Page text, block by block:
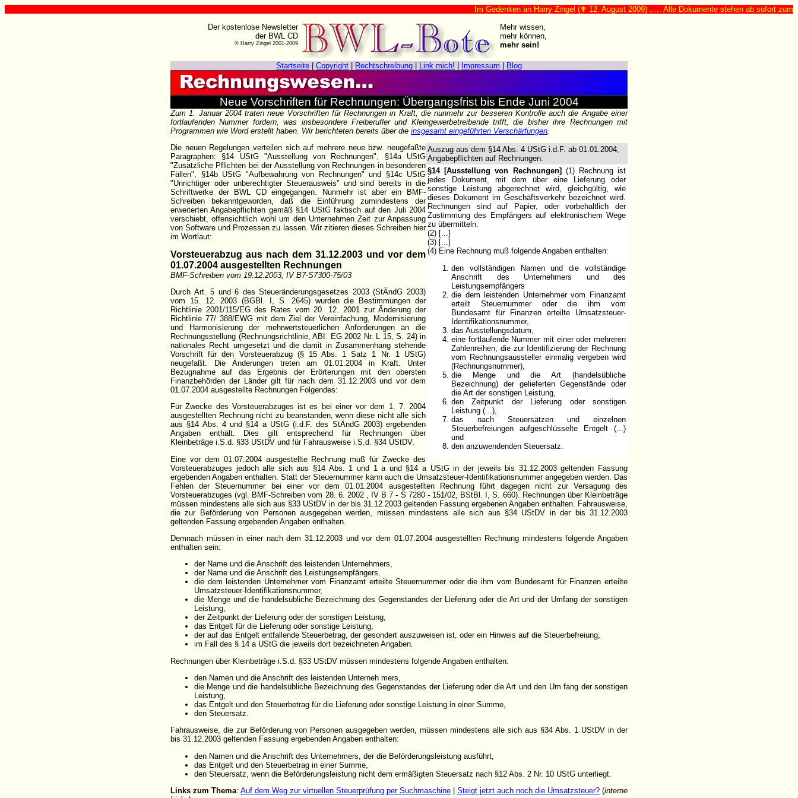
Im Gedenken an Harry Zingel (✟ 12. August 2009) ..... Alle Dokumente stehen ab sofort zum
Der kostenlose Newsletter
der BWL CD
© Harry Zingel 2001-2009
Mehr wissen,
mehr können,
mehr sein!
Startseite Copyright Rechtschreibung Link mich! Impressum Blog
Neue Vorschriften für Rechnungen: Übergangsfrist bis Ende Juni 2004
Zum 1. Januar 2004 traten neue Vorschriften für Rechnungen in Kraft, die nunmehr zur besseren Kontrolle auch die Angabe einer
fortlaufenden Nummer fordern, was insbesondere Freiberufler und Kleingewerbetreibende trifft, die bisher ihre Rechnungen mit
Programmen wie Word erstellt haben. Wir berichteten bereits über die insgesamt eingeführten Verschärfungen.
Auszug aus dem §14 Abs. 4 UStG i.d.F. ab 01.01.2004,
Angabepflichten auf Rechnungen:
§14 [Ausstellung von Rechnungen] (1) Rechnung ist
jedes Dokument, mit dem über eine Lieferung oder
sonstige Leistung abgerechnet wird, gleichgültig, wie
dieses Dokument im Geschäftsverkehr bezeichnet wird.
Rechnungen sind auf Papier, oder vorbehaltlich der
Zustimmung des Empfängers auf elektronischem Wege
zu übermitteln.
(2) [...]
(3) [...]
(4) Eine Rechnung muß folgende Angaben enthalten:
den vollständigen Namen und die vollständige
Anschrift des Unternehmers und des
Leistungsempfängers
die dem leistenden Unternehmer vom Finanzamt
erteilt Steuernummer oder die ihm vom
Bundesamt für Finanzen erteilte Umsatzsteuer-
Identifikationsnummer,
das Ausstellungsdatum,
eine fortlaufende Nummer mit einer oder mehreren
Zahlenreihen, die zur Identifizierung der Rechnung
vom Rechnungsaussteller einmalig vergeben wird
(Rechnungsnummer),
die Menge und die Art (handelsübliche
Bezeichnung) der gelieferten Gegenstände oder
die Art der sonstigen Leistung,
den Zeitpunkt der Lieferung oder sonstigen
Leistung (...),
das nach Steuersätzen und einzelnen
Steuerbefreiungen aufgeschlüsselte Entgelt (...)
und
den anzuwendenden Steuersatz.
Die neuen Regelungen verteilen sich auf mehrere neue bzw. neugefaßte
Paragraphen: §14 UStG "Ausstellung von Rechnungen", §14a UStG
"Zusätzliche Pflichten bei der Ausstellung von Rechnungen in besonderen
Fällen", §14b UStG "Aufbewahrung von Rechnungen" und §14c UStG
"Unrichtiger oder unberechtigter Steuerausweis" und sind bereits in die
Schriftwerke der BWL CD eingegangen. Nunmehr ist aber ein BMF-
Schreiben bekanntgeworden, daß die Einführung zumindestens der
erweiterten Angabepflichten gemäß §14 UStG faktisch auf den Juli 2004
verschiebt, offensichtlich wohl um den Unternehmen Zeit zur Anpassung
von Software und Prozessen zu lassen. Wir zitieren dieses Schreiben hier
im Wortlaut:
Vorsteuerabzug aus nach dem 31.12.2003 und vor dem
01.07.2004 ausgestellten Rechnungen
BMF-Schreiben vom 19.12.2003, IV B7-S7300-75/03
Durch Art. 5 und 6 des Steueränderungsgesetzes 2003 (StÄndG 2003)
vom 15. 12. 2003 (BGBl. I, S. 2645) wurden die Bestimmungen der
Richtlinie 2001/115/EG des Rates vom 20. 12. 2001 zur Änderung der
Richtlinie 77/ 388/EWG mit dem Ziel der Vereinfachung, Modernisierung
und Harmonisierung der mehrwertsteuerlichen Anforderungen an die
Rechnungsstellung (Rechnungsrichtlinie, ABI. EG 2002 Nr. L 15, S. 24) in
nationales Recht umgesetzt und die damit in Zusammenhang stehende
Vorschrift für den Vorsteuerabzug (§ 15 Abs. 1 Satz 1 Nr. 1 UStG)
neugefaßt. Die Änderungen treten am 01.01.2004 in Kraft. Unter
Bezugnahme auf das Ergebnis der Erörterungen mit den obersten
Finanzbehörden der Länder gilt für nach dem 31.12.2003 und vor dem
01.07.2004 ausgestellte Rechnungen Folgendes:
Für Zwecke des Vorsteuerabzuges ist es bei einer vor dem 1. 7. 2004
ausgestellten Rechnung nicht zu beanstanden, wenn diese nicht alle sich
aus §14 Abs. 4 und §14 a UStG (i.d.F. des StÄndG 2003) ergebenden
Angaben enthält. Dies gilt entsprechend für Rechnungen über
Kleinbeträge i.S.d. §33 UStDV und für Fahrausweise i.S.d. §34 UStDV.
Eine vor dem 01.07.2004 ausgestellte Rechnung muß für Zwecke des
Vorsteuerabzuges jedoch alle sich aus §14 Abs. 1 und 1 a und §14 a UStG in der jeweils bis 31.12.2003 geltenden Fassung
ergebenden Angaben enthalten. Statt der Steuernummer kann auch die Umsatzsteuer-Identifikationsnummer angegeben werden. Das
Fehlen der Steuernummer bei einer vor dem 01.01.2004 ausgestellten Rechnung führt dagegen nicht zur Versagung des
Vorsteuerabzuges (vgl. BMF-Schreiben vom 28. 6. 2002 , IV B 7 - S 7280 - 151/02, BStBl. I, S. 660). Rechnungen über Kleinbeträge
müssen mindestens alle sich aus §33 UStDV in der bis 31.12.2003 geltenden Fassung ergebenen Angaben enthalten. Fahrausweise,
die zur Beförderung von Personen ausgegeben werden, müssen mindestens alle sich aus §34 UStDV in der bis 31.12.2003
geltenden Fassung ergebenden Angaben enthalten.
Demnach müssen in einer nach dem 31.12.2003 und vor dem 01.07.2004 ausgestellten Rechnung mindestens folgende Angaben
enthalten sein:
der Name und die Anschrift des leistenden Unternehmers,
der Name und die Anschrift des Leistungsempfängers,
die dem leistenden Unternehmer vom Finanzamt erteilte Steuernummer oder die ihm vom Bundesamt für Finanzen erteilte
Umsatzsteuer-Identifikationsnummer,
die Menge und die handelsübliche Bezeichnung des Gegenstandes der Lieferung oder die Art und der Umfang der sonstigen
Leistung,
der Zeitpunkt der Lieferung oder der sonstigen Leistung,
das Entgelt für die Lieferung oder sonstige Leistung,
der auf das Entgelt entfallende Steuerbetrag, der gesondert auszuweisen ist, oder ein Hinweis auf die Steuerbefreiung,
im Fall des § 14 a UStG die jeweils dort bezeichneten Angaben.
Rechnungen über Kleinbeträge i.S.d. §33 UStDV müssen mindestens folgende Angaben enthalten:
den Namen und die Anschrift des leistenden Unterneh mers,
die Menge und die handelsübliche Bezeichnung des Gegenstandes der Lieferung oder die Art und den Um fang der sonstigen
Leistung,
das Entgelt und den Steuerbetrag für die Lieferung oder sonstige Leistung in einer Summe,
den Steuersatz.
Fahrausweise, die zur Beförderung von Personen ausgegeben werden, müssen mindestens alle sich aus §34 Abs. 1 UStDV in der
bis 31.12.2003 geltenden Fassung ergebenden Angaben enthalten:
den Namen und die Anschrift des Unternehmers, der die Beförderungsleistung ausführt,
das Entgelt und den Steuerbetrag in einer Summe,
den Steuersatz, wenn die Beförderungsleistung nicht dem ermäßigten Steuersatz nach §12 Abs. 2 Nr. 10 UStG unterliegt.
Links zum Thema: Auf dem Weg zur virtuellen Steuerprüfung per Suchmaschine Steigt jetzt auch noch die Umsatzsteuer? (interne